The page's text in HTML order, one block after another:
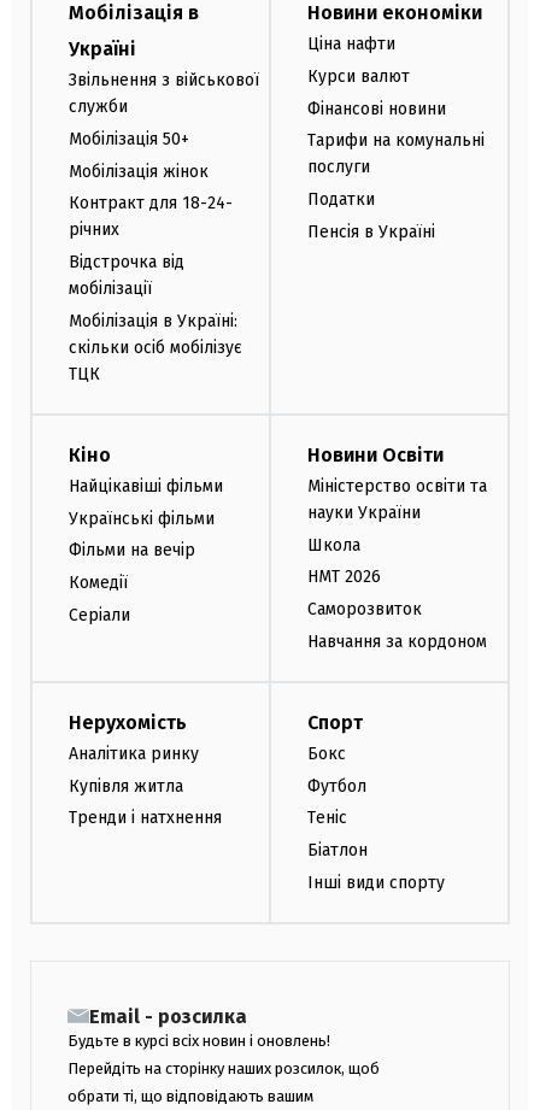
Мобілізація в
Україні
Звільнення з військової
служби
Мобілізація 50+
Мобілізація жінок
Контракт для 18-24-
річних
Відстрочка від
мобілізації
Мобілізація в Україні:
скільки осіб мобілізує
ТЦК
Новини економіки
Ціна нафти
Курси валют
Фінансові новини
Тарифи на комунальні
послуги
Податки
Пенсія в Україні
Кіно
Найцікавіші фільми
Українські фільми
Фільми на вечір
Комедії
Серіали
Новини Освіти
Міністерство освіти та
науки України
Школа
НМТ 2026
Саморозвиток
Навчання за кордоном
Нерухомість
Аналітика ринку
Купівля житла
Тренди і натхнення
Спорт
Бокс
Футбол
Теніс
Біатлон
Інші види спорту
Email - розсилка
Будьте в курсі всіх новин і оновлень!
Перейдіть на сторінку наших розсилок, щоб
обрати ті, що відповідають вашим